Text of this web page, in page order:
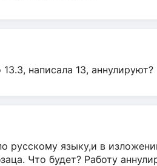
написала 13, аннулируют?
русскому языку,и в
Что будет? Работу